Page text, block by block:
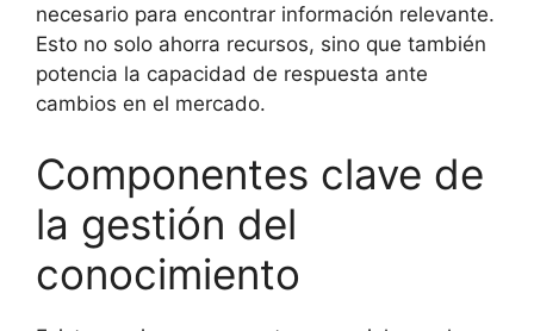
necesario para encontrar información relevante.
Esto no solo ahorra recursos, sino que también
potencia la capacidad de respuesta ante
cambios en el mercado.
Componentes clave de
la gestión del
conocimiento